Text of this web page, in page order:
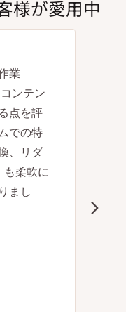
様が愛用中
業
ンテン
点を評
での特
、リダ
も柔軟に
まし